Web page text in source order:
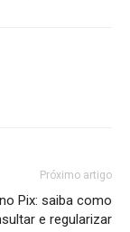
Próximo artigo
Pix: saiba como
e regularizar